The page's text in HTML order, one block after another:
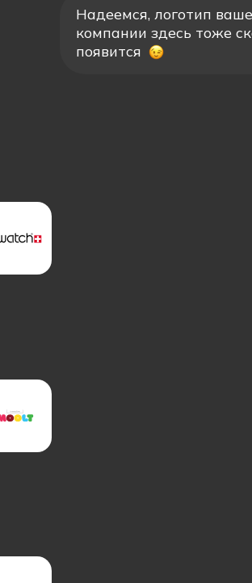
Надеемся, логотип
компании здесь тоже
появится